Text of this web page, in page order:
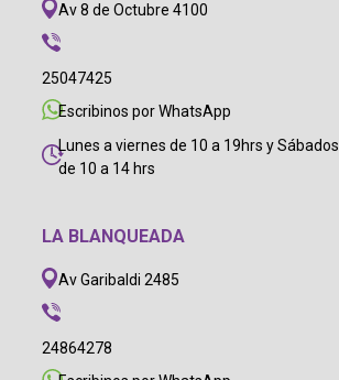
Av 8 de Octubre 4100
25047425
Escribinos por WhatsApp
Lunes a viernes de 10 a 19hrs y Sábados
de 10 a 14 hrs
LA BLANQUEADA
Av Garibaldi 2485
24864278